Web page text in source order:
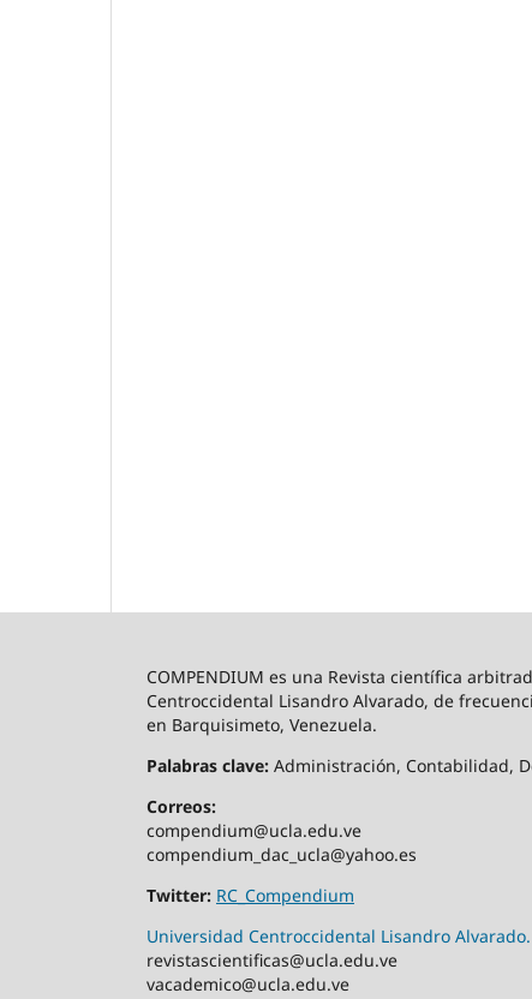
COMPENDIUM es una Revista científica
Centroccidental Lisandro Alvarado, de
en Barquisimeto, Venezuela.
Palabras clave: Administración, Contabilidad,
Correos:
compendium@ucla.edu.ve
compendium_dac_ucla@yahoo.es
Twitter: RC_Compendium
Universidad Centroccidental Lisandro Alvarado.
revistascientificas@ucla.edu.ve
vacademico@ucla.edu.ve